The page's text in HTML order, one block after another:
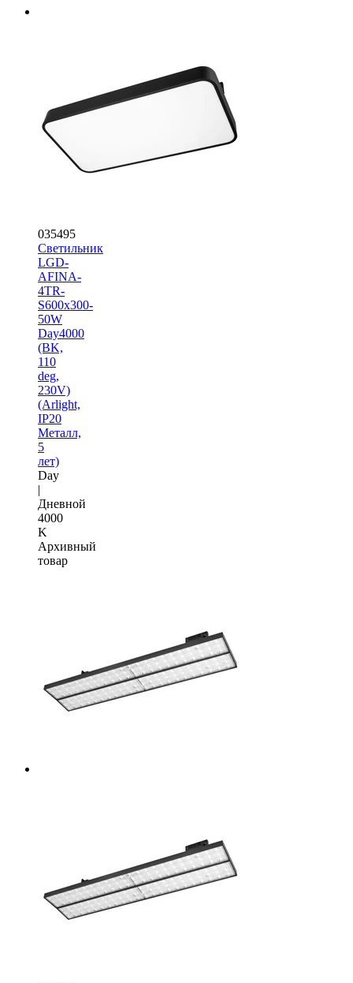
035495
Светильник
LGD-
AFINA-
4TR-
S600x300-
50W
Day4000
(BK,
110
deg,
230V)
(Arlight,
IP20
Металл,
5
лет)
Day
|
Дневной
4000
K
Архивный
товар